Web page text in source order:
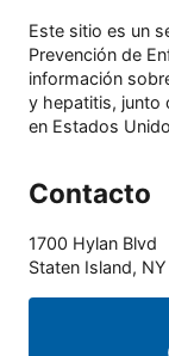
Este sitio es un
Prevención de
información
y hepatitis, junto
en Estados
Contacto
1700 Hylan Blvd
Staten Island, NY